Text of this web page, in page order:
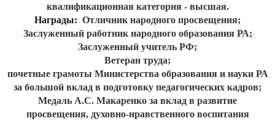
квалификационная категория - высшая.
Награды: Отличник народного просвещения;
Заслуженный работник народного образования РА;
Заслуженный учитель РФ;
Ветеран труда;
почетные грамоты Министерства образования и науки РА
за большой вклад в подготовку педагогических кадров;
Медаль А.С. Макаренко за вклад в развитие
просвещения, духовно-нравственного воспитания